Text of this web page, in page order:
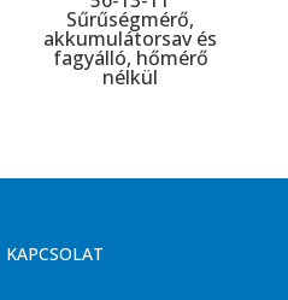
Sűrűségmérő,
akkumulátorsav és
fagyálló, hőmérő
nélkül
KAPCSOLAT